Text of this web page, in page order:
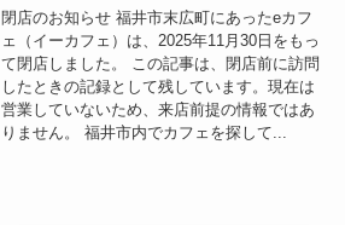
閉店のお知らせ 福井市末広町にあったeカフ
ェ（イーカフェ）は、2025年11月30日をもっ
て閉店しました。 この記事は、閉店前に訪問
したときの記録として残しています。現在は
営業していないため、来店前提の情報ではあ
りません。 福井市内でカフェを探して...